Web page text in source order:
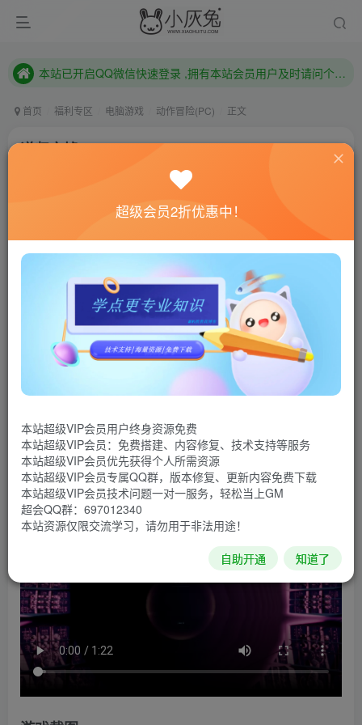
本站已开启QQ微信快速登录 ,拥有本站会员用户及时请问个人中心绑定！
本站已开启QQ微信快速登录 ,拥有本站会员用户及时请问个人中心绑定！
首页 福利专区 电脑游戏 动作冒险(PC) 正文
递归之墟/Recursive Ruin
联网教程： 内附教程
单机教程： 内附教程
不懂的话联系客服！！！
本站的资源转载自国内外各大媒体和网络，仅供试玩体
验。如果您喜欢该游戏内容，请支持正版 →→→正版购买
游戏介绍
一款万花筒般的解谜叙事游戏。在游戏中，一位艺术家
归世界，解决脑洞大开的谜题。直面不可言说之物，与伴你
左右的猫咪聊天，寻找意义和希望。
游戏视频
超级会员2折优惠中！
本站超级VIP会员用户终身资源免费
本站超级VIP会员：免费搭建、内容修复、技术支持等服务
本站超级VIP会员优先获得个人所需资源
本站超级VIP会员专属QQ群，版本修复、更新内容免费下载
本站超级VIP会员技术问题一对一服务，轻松当上GM
超会QQ群：697012340
本站资源仅限交流学习，请勿用于非法用途！
自助开通 知道了